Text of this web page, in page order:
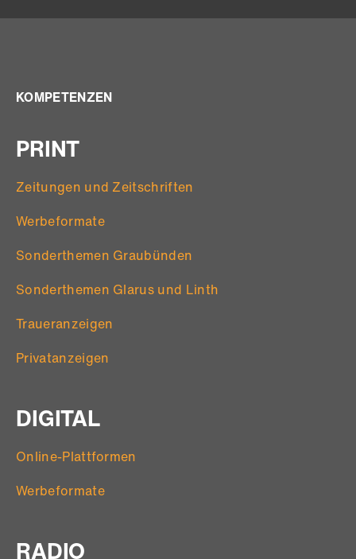
KOMPETENZEN
PRINT
Zeitungen und Zeitschriften
Werbeformate
Sonderthemen Graubünden
Sonderthemen Glarus und Linth
Traueranzeigen
Privatanzeigen
DIGITAL
Online-Plattformen
Werbeformate
RADIO